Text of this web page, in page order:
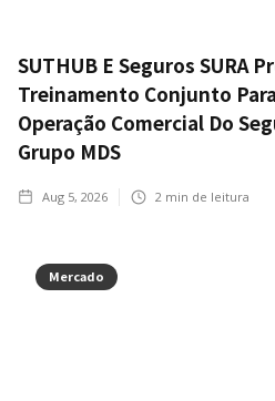
SUTHUB E Seguros SURA
Treinamento Conjunto
Operação Comercial Do
Grupo MDS
Aug 5, 2026 2 min de leitura
Mercado